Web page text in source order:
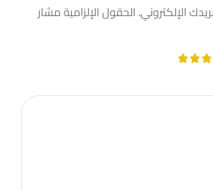
الإلكتروني. الحقول الإلزامية مشار